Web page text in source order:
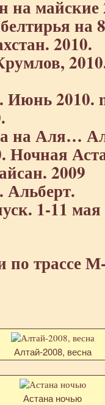
майские
на
2010.
Июнь 2010.
на Аля…
Ночная
2009
Альберт.
1-11 мая
по трассе
Алтай-2008, весна
Астана ночью